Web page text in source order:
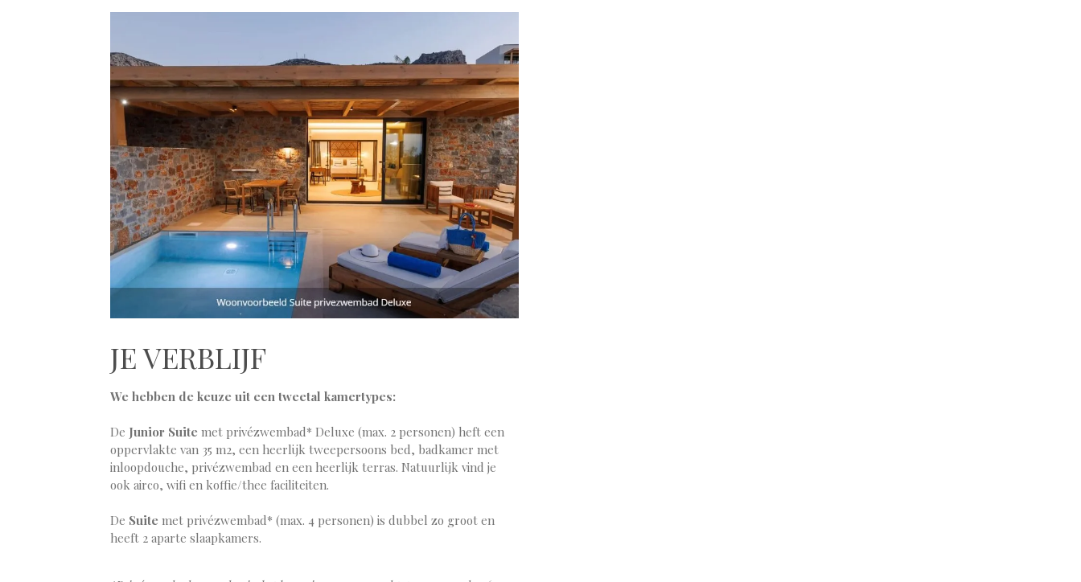
JE VERBLIJF
We hebben de keuze uit een tweetal kamertypes:
De Junior Suite met privézwembad* Deluxe (max. 2 personen) heft een
oppervlakte van 35 m2, een heerlijk tweepersoons bed, badkamer met
inloopdouche, privézwembad en een heerlijk terras. Natuurlijk vind je
ook airco, wifi en koffie/thee faciliteiten.
De Suite met privézwembad* (max. 4 personen) is dubbel zo groot en
heeft 2 aparte slaapkamers.